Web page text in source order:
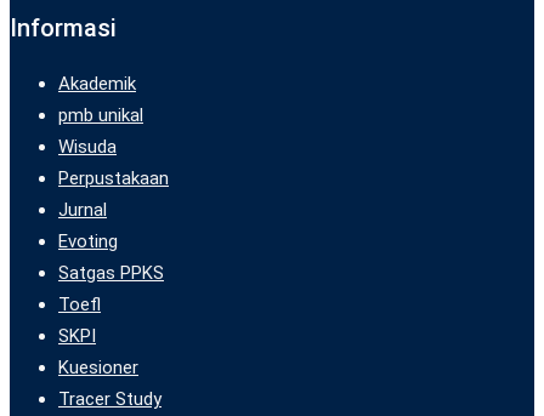
Informasi
Akademik
pmb unikal
Wisuda
Perpustakaan
Jurnal
Evoting
Satgas PPKS
Toefl
SKPI
Kuesioner
Tracer Study